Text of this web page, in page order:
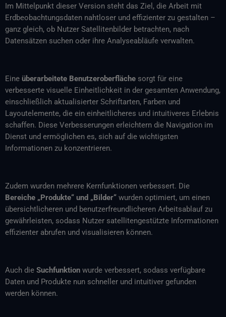
Im Mittelpunkt dieser Version steht das Ziel, die Arbeit mit
Erdbeobachtungsdaten nahtloser und effizienter zu gestalten –
ganz gleich, ob Nutzer Satellitenbilder betrachten, nach
Datensätzen suchen oder ihre Analyseabläufe verwalten.
Eine überarbeitete Benutzeroberfläche sorgt für eine
verbesserte visuelle Einheitlichkeit in der gesamten Anwendung,
einschließlich aktualisierter Schriftarten, Farben und
Layoutelemente, die ein einheitlicheres und intuitiveres Erlebnis
schaffen. Diese Verbesserungen erleichtern die Navigation im
Dienst und ermöglichen es, sich auf die wichtigsten
Informationen zu konzentrieren.
Zudem wurden mehrere Kernfunktionen verbessert. Die
Bereiche „Produkte“ und „Bilder“ wurden optimiert, um einen
übersichtlicheren und benutzerfreundlicheren Arbeitsablauf zu
gewährleisten, sodass Nutzer satellitengestützte Informationen
effizienter abrufen und visualisieren können.
Auch die Suchfunktion wurde verbessert, sodass verfügbare
Daten und Produkte nun schneller und intuitiver gefunden
werden können.